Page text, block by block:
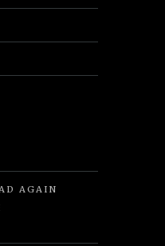
AGAIN